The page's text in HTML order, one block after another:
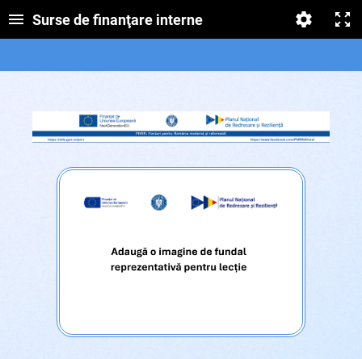
Surse de finanţare interne